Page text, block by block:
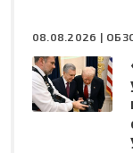
08.08.2026 |